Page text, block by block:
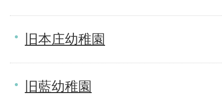
旧本庄幼稚園
旧藍幼稚園